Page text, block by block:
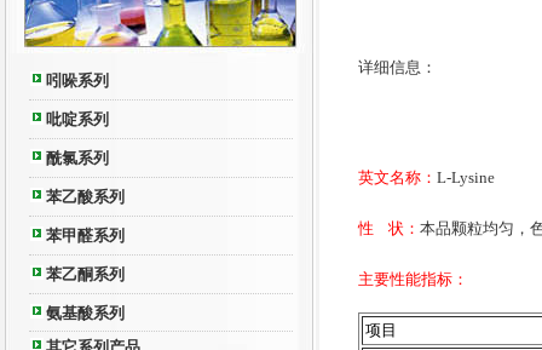
吲哚系列
吡啶系列
酰氯系列
苯乙酸系列
苯甲醛系列
苯乙酮系列
氨基酸系列
详细信息：
英文名称： L-Lysine
性 状： 本品颗粒均匀，
主要性能指标：
项目